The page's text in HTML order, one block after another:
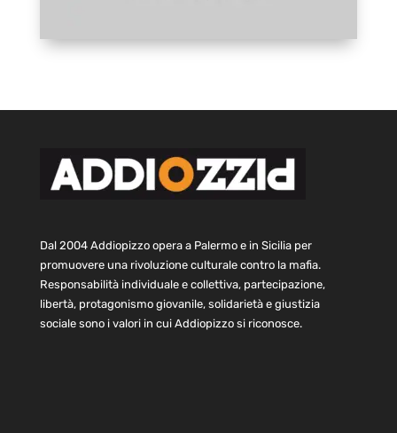
Dal 2004 Addiopizzo opera a Palermo e in Sicilia per
promuovere una rivoluzione culturale contro la mafia.
Responsabilità individuale e collettiva, partecipazione,
libertà, protagonismo giovanile, solidarietà e giustizia
sociale sono i valori in cui Addiopizzo si riconosce.